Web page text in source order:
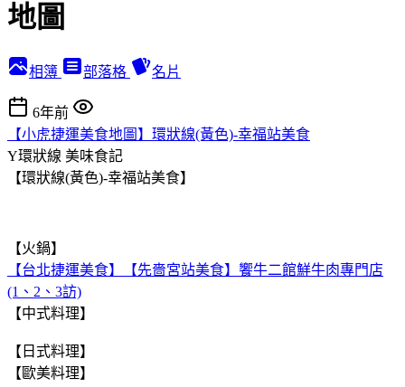
地圖
相簿 部落格 名片
6年前
【小虎捷運美食地圖】環狀線(黃色)-幸福站美食
Y環狀線 美味食記
【環狀線(黃色)-幸福站美食】
【火鍋】
【台北捷運美食】【先嗇宮站美食】饗牛二館鮮牛肉專門店
(1、2、3訪)
【中式料理】
【日式料理】
【歐美料理】